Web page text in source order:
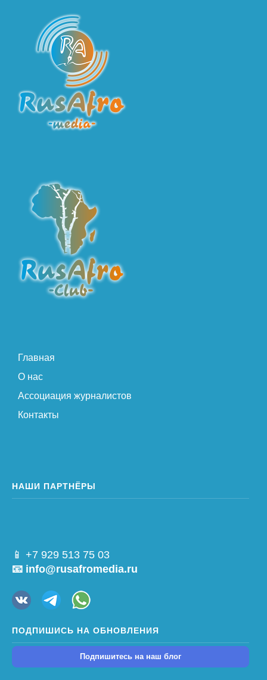
Главная
О нас
Ассоциация журналистов
Контакты
НАШИ ПАРТНЁРЫ
📱 +7 929 513 75 03
📧 info@rusafromedia.ru
ПОДПИШИСЬ НА ОБНОВЛЕНИЯ
Подпишитесь на наш блог